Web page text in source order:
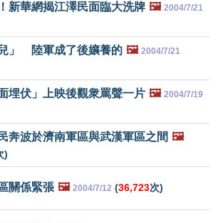
新華網揭江澤民面臨大洗牌 🖼️ 2004/7/21
」 陸軍成了後孃養的 🖼️ 2004/7/21
埋伏」上映後觀衆罵聲一片 🖼️ 2004/7/19
奔波於濟南軍區與武漢軍區之間 🖼️
)
關係緊張 🖼️ 2004/7/12 (36,723次)